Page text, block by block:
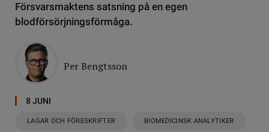
Försvarsmaktens satsning på en egen
blodförsörjningsförmåga.
Per Bengtsson
8 JUNI
LAGAR OCH FÖRESKRIFTER BIOMEDICINSK ANALYTIKER